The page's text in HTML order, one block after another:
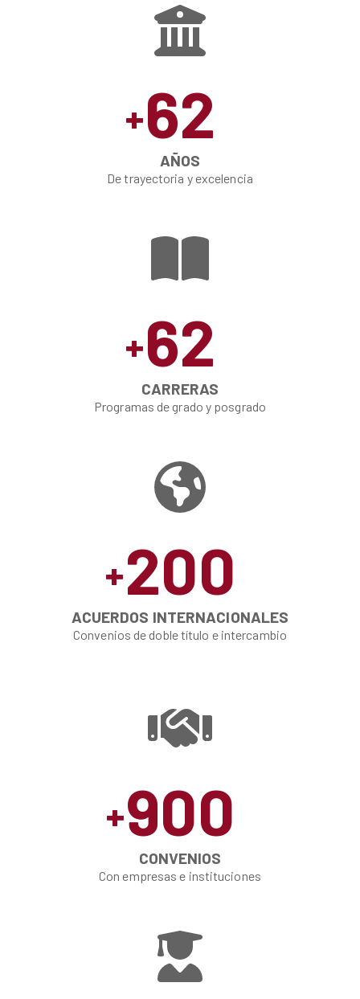
+62
AÑOS
De trayectoria y excelencia
+62
CARRERAS
Programas de grado y posgrado
+200
ACUERDOS INTERNACIONALES
Convenios de doble título e intercambio
+900
CONVENIOS
Con empresas e instituciones